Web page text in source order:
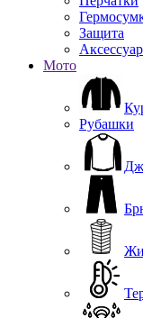
Защита
Мото
Рубашки